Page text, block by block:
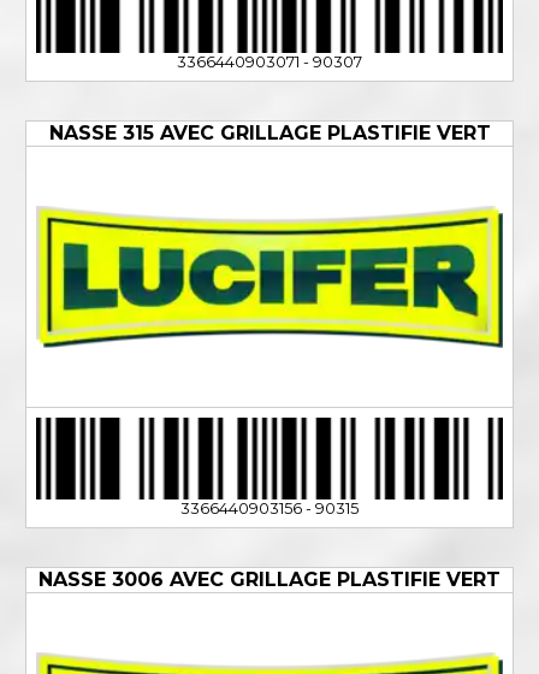
3366440903071 - 90307
NASSE 315 AVEC GRILLAGE PLASTIFIE VERT
3366440903156 - 90315
NASSE 3006 AVEC GRILLAGE PLASTIFIE VERT